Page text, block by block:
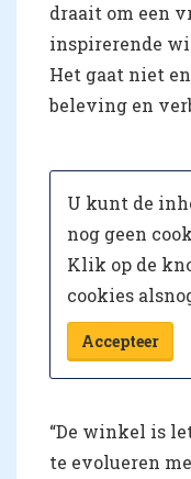
draait om een
inspirerende
Het gaat niet
beleving en
U kunt de
nog geen
Klik op de
cookies
Accepteer
“De winkel is
te evolueren